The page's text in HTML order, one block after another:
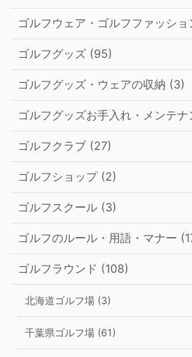
ゴルフウェア・ゴルフファッシ
ゴルフグッズ (95)
ゴルフグッズ・ウェアの収納 (3)
ゴルフグッズお手入れ・メンテ
ゴルフクラブ (27)
ゴルフショップ (2)
ゴルフスクール (3)
ゴルフのルール・用語・マナー
ゴルフラウンド (108)
北海道ゴルフ場 (3)
千葉県ゴルフ場 (61)